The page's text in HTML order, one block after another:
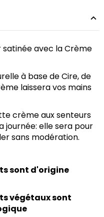
satinée avec la Crème
à base de Cire, de
laissera vos mains
crème aux senteurs
journée: elle sera pour
sans modération.
sont d'origine
végétaux sont